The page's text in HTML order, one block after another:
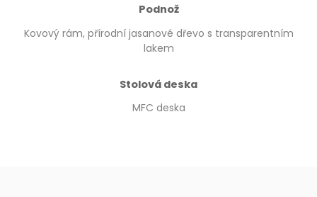
Podnož
Kovový rám, přírodní jasanové dřevo s transparentním
lakem
Stolová deska
MFC deska